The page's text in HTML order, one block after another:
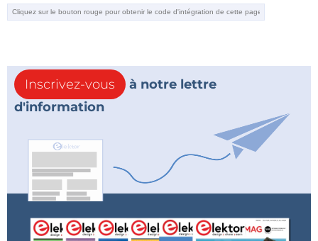
Inscrivez-vous
à notre lettre
d'information